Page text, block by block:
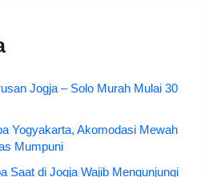
Jogja – Solo Murah Mulai 30
Yogyakarta, Akomodasi Mewah
Mumpuni
Saat di Jogja Wajib Mengunjungi